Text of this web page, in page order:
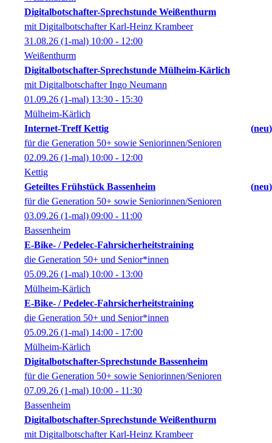
Digitalbotschafter-Sprechstunde Weißenthurm
mit Digitalbotschafter Karl-Heinz Krambeer
31.08.26 (1-mal) 10:00 - 12:00
Weißenthurm
Digitalbotschafter-Sprechstunde Mülheim-Kärlich
mit Digitalbotschafter Ingo Neumann
01.09.26 (1-mal) 13:30 - 15:30
Mülheim-Kärlich
Internet-Treff Kettig
neu
für die Generation 50+ sowie Seniorinnen/Senioren
02.09.26 (1-mal) 10:00 - 12:00
Kettig
Geteiltes Frühstück Bassenheim
neu
für die Generation 50+ sowie Seniorinnen/Senioren
03.09.26 (1-mal) 09:00 - 11:00
Bassenheim
E-Bike- / Pedelec-Fahrsicherheitstraining
die Generation 50+ und Senior*innen
05.09.26 (1-mal) 10:00 - 13:00
Mülheim-Kärlich
E-Bike- / Pedelec-Fahrsicherheitstraining
die Generation 50+ und Senior*innen
05.09.26 (1-mal) 14:00 - 17:00
Mülheim-Kärlich
Digitalbotschafter-Sprechstunde Bassenheim
für die Generation 50+ sowie Seniorinnen/Senioren
07.09.26 (1-mal) 10:00 - 11:30
Bassenheim
Digitalbotschafter-Sprechstunde Weißenthurm
mit Digitalbotschafter Karl-Heinz Krambeer